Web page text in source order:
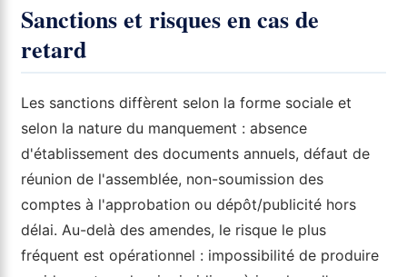
Sanctions et risques en cas de
retard
Les sanctions diffèrent selon la forme sociale et
selon la nature du manquement : absence
d'établissement des documents annuels, défaut de
réunion de l'assemblée, non-soumission des
comptes à l'approbation ou dépôt/publicité hors
délai. Au-delà des amendes, le risque le plus
fréquent est opérationnel : impossibilité de produire